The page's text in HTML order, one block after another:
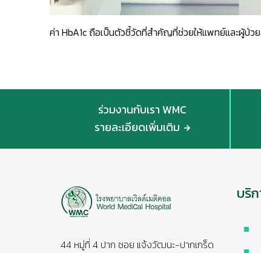
ค่า HbA1c ถือเป็นตัวชี้วัดที่สำคัญที่ช่วยให้แพทย์และผู้ป่วย
ร่วมงานกับเรา WMC
รายละเอียดเพิ่มเติม
44 หมู่ที่ 4 ปาก ซอย แจ้งวัฒนะ-ปากเกร็ด
บริ